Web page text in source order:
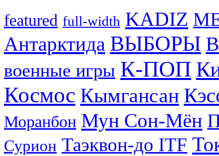
featured full-width KADIZ
Антарктида ВЫБОРЫ
военные игры К-ПОП
Космос Кымгансан
Моранбон Мун Сон-Мён
Сурион Таэквон-до ITF